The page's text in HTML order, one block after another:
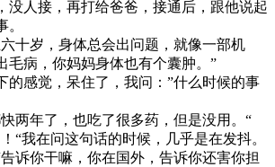
没人接，再打给爸爸，接通后，跟他说起
十岁，身体总会出问题，就像一部机
毛病，你妈妈身体也有个囊肿。”
的感觉，呆住了，我问：”什么时候的事
两年了，也吃了很多药，但是没用。“
“我在问这句话的时候，几乎是在发抖。
诉你干嘛，你在国外，告诉你还害你担